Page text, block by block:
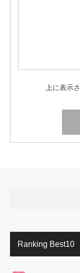
上に表示
Ranking Best10